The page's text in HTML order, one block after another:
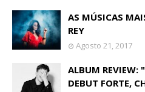
AS MÚSICAS
REY
Agosto 21, 2017
ALBUM REVIEW:
DEBUT FORTE,